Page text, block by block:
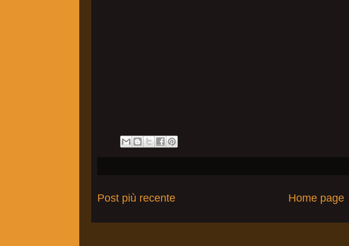
Post più recente Home page